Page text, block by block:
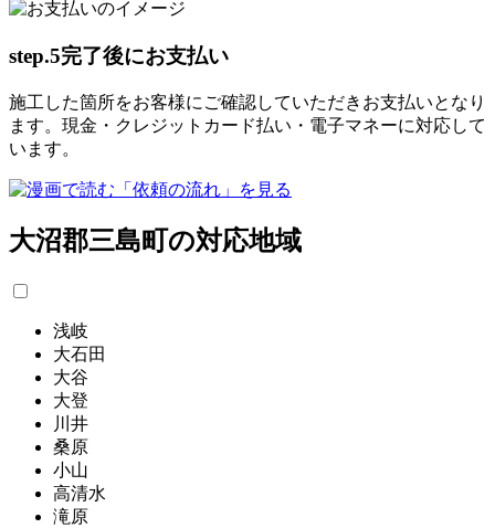
step.5完了後にお支払い
施工した箇所をお客様にご確認していただきお支払いとなり
ます。現金・クレジットカード払い・電子マネーに対応して
います。
大沼郡三島町の対応地域
浅岐
大石田
大谷
大登
川井
桑原
小山
高清水
滝原